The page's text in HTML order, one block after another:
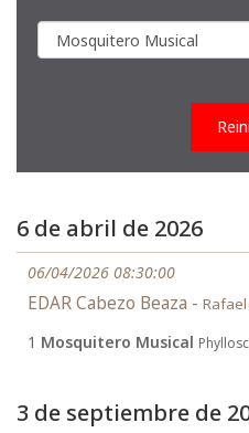
6 de abril de 2026
06/04/2026 08:30:00
EDAR Cabezo Beaza -
1 Mosquitero Musical
3 de septiembre de